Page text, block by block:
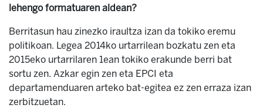
lehengo formatuaren aldean?
Berritasun hau zinezko iraultza izan da tokiko eremu
politikoan. Legea 2014ko urtarrilean bozkatu zen eta
2015eko urtarrilaren 1ean tokiko erakunde berri bat
sortu zen. Azkar egin zen eta EPCI eta
departamenduaren arteko bat-egitea ez zen erraza izan
zerbitzuetan.